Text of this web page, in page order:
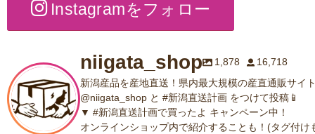
Instagramをフォロー
niigata_shop 1,878
16,718
新潟産品を産地直送！県内最大規模の産直通販サイ
@niigata_shop と #新潟直送計画 をつけて投稿📱
▼ #新潟直送計画で買ったよ キャンペーン中！
オンラインショップ内で紹介することも！(タグ付け